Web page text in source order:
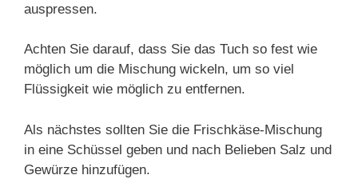
auspressen.
Achten Sie darauf, dass Sie das Tuch so fest wie
möglich um die Mischung wickeln, um so viel
Flüssigkeit wie möglich zu entfernen.
Als nächstes sollten Sie die Frischkäse-Mischung
in eine Schüssel geben und nach Belieben Salz und
Gewürze hinzufügen.